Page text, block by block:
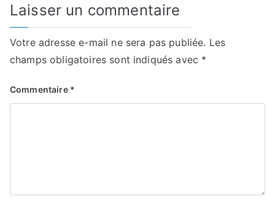
Laisser un commentaire
Votre adresse e-mail ne sera pas publiée. Les
champs obligatoires sont indiqués avec *
Commentaire *